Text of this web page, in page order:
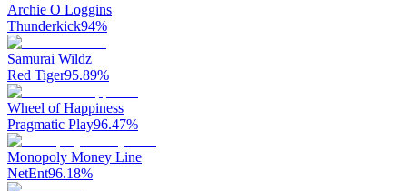
Archie O Loggins
Thunderkick94%
Samurai Wildz
Red Tiger95.89%
Wheel of Happiness
Pragmatic Play96.47%
Monopoly Money Line
NetEnt96.18%